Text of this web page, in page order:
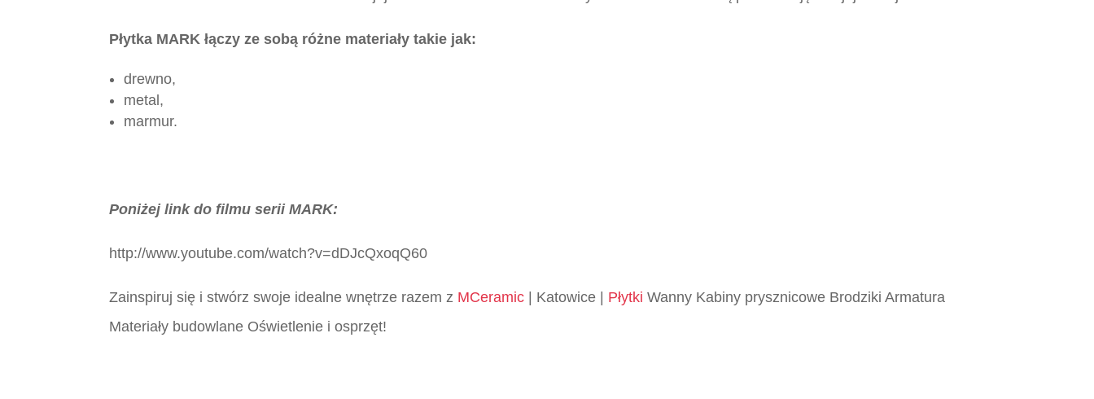
Płytka MARK łączy ze sobą różne materiały takie jak:
drewno,
metal,
marmur.
Poniżej link do filmu serii MARK:
http://www.youtube.com/watch?v=dDJcQxoqQ60
Zainspiruj się i stwórz swoje idealne wnętrze razem z MCeramic | Katowice | Płytki Wanny Kabiny prysznicowe Brodziki Armatura
Materiały budowlane Oświetlenie i osprzęt!